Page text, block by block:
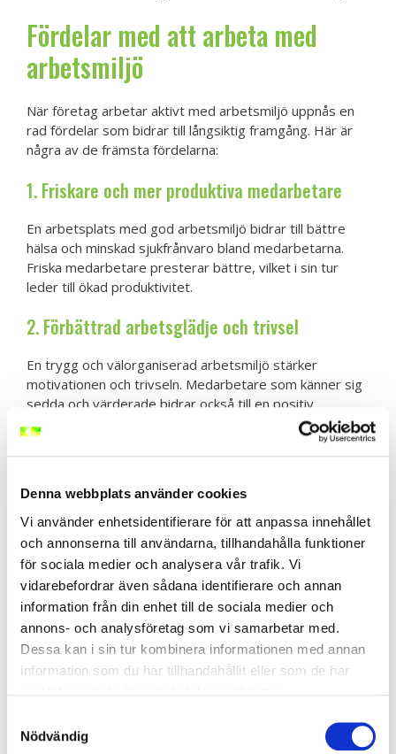
Denna webbplats använder cookies
Vi använder enhetsidentifierare för att anpassa innehållet
och annonserna till användarna, tillhandahålla funktioner
för sociala medier och analysera vår trafik. Vi
vidarebefordrar även sådana identifierare och annan
information från din enhet till de sociala medier och
annons- och analysföretag som vi samarbetar med.
Dessa kan i sin tur kombinera informationen med annan
information som du har tillhandahållit eller som de har
Nödvändig
Fördelar med att arbeta med
arbetsmiljö
När företag arbetar aktivt med arbetsmiljö uppnås en
rad fördelar som bidrar till långsiktig framgång. Här är
några av de främsta fördelarna:
1. Friskare och mer produktiva medarbetare
En arbetsplats med god arbetsmiljö bidrar till bättre
hälsa och minskad sjukfrånvaro bland medarbetarna.
Friska medarbetare presterar bättre, vilket i sin tur
leder till ökad produktivitet.
2. Förbättrad arbetsglädje och trivsel
En trygg och välorganiserad arbetsmiljö stärker
motivationen och trivseln. Medarbetare som känner sig
sedda och värderade bidrar också till en positiv
arbetskultur.
3. Minskad personalomsättning
Företag med en god arbetsmiljö behåller sina
medarbetare längre. Detta minskar kostnaderna för
rekrytering och utbildning av ny personal.
4. Färre olyckor och risker
Att identifiera och hantera risker i arbetsmiljön minskar
risken för olyckor och skador. Företag som prioriterar
säkerheten skyddar inte bara sina anställda utan också
verksamhetens rykte.